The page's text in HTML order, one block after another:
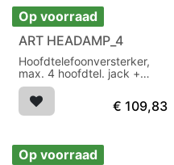
Op voorraad
ART HEADAMP_4
Hoofdtelefoonversterker,
max. 4 hoofdtel. jack +
3,5mm jack
€ 109,83
Op voorraad